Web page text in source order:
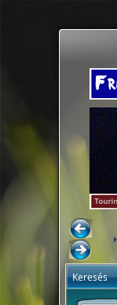
Keresés